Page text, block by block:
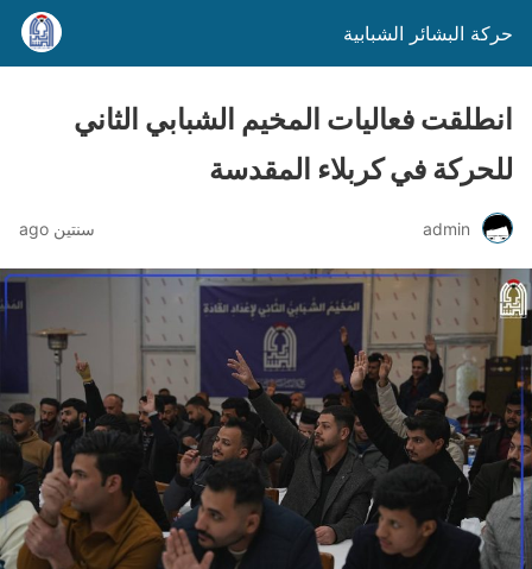
حركة البشائر الشبابية
انطلقت فعاليات المخيم الشبابي الثاني
للحركة في كربلاء المقدسة
admin سنتين ago